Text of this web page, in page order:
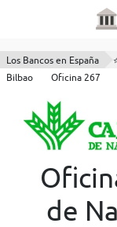
Los Bancos en España
Bilbao
Oficina 267
de